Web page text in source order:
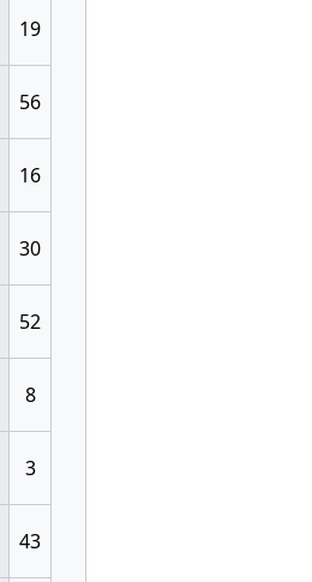
19
56
16
30
52
8
3
43